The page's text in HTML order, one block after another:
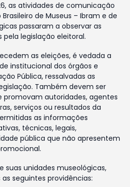
as atividades de comunicação
de Museus – Ibram e de
passaram a observar as
legislação eleitoral.
as eleições, é vedada a
institucional dos órgãos e
Pública, ressalvadas as
Também devem ser
promovam autoridades, agentes
serviços ou resultados da
as informações
técnicas, legais,
pública que não apresentem
suas unidades museológicas,
seguintes providências: